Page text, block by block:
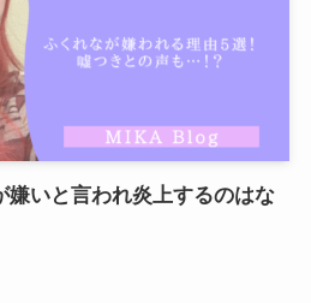
嫌いと言われ炎上するのはな